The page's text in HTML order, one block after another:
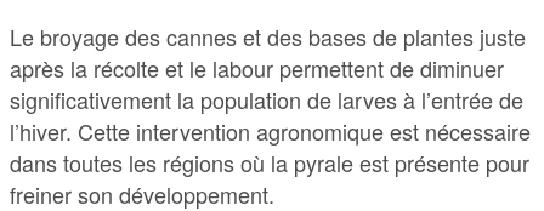
Le broyage des cannes et des bases de plantes juste
après la récolte et le labour permettent de diminuer
significativement la population de larves à l’entrée de
l’hiver. Cette intervention agronomique est nécessaire
dans toutes les régions où la pyrale est présente pour
freiner son développement.